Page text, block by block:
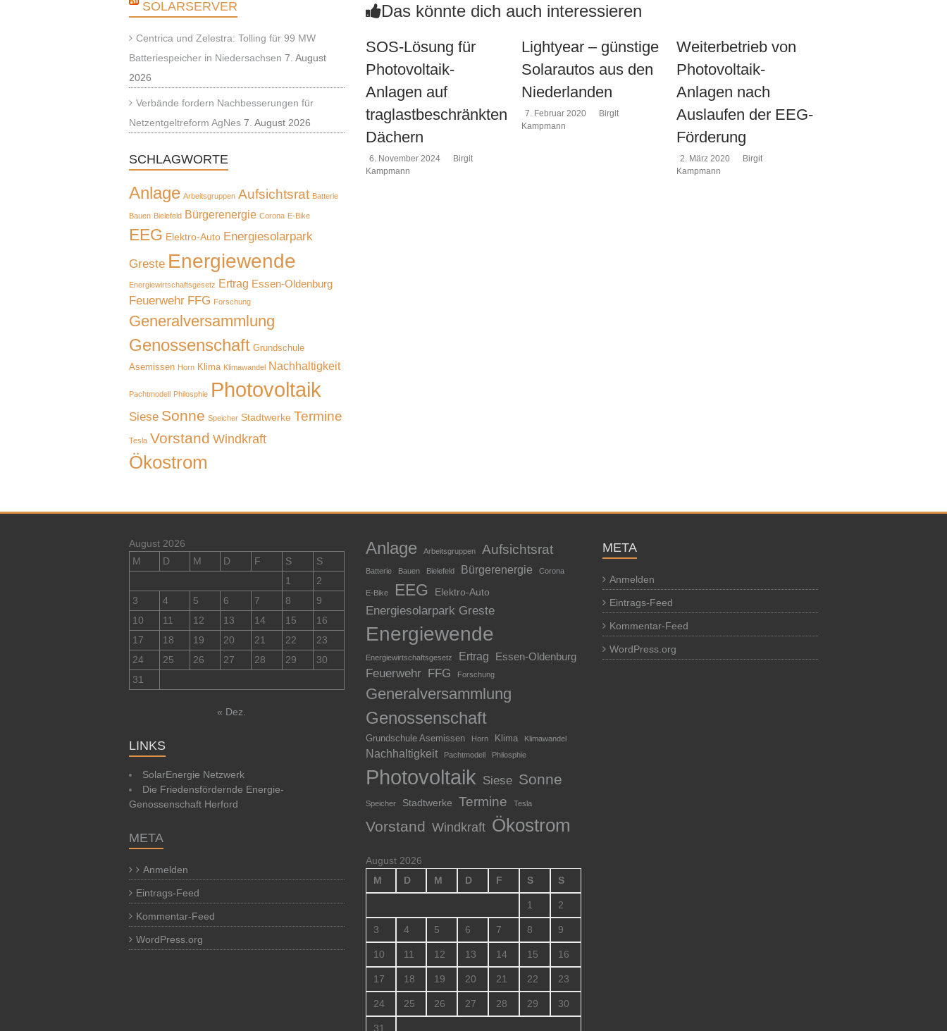
Das könnte dich auch interessieren
SOS-Lösung für
Photovoltaik-
Anlagen auf
traglastbeschränkten
Dächern
6. November 2024
Birgit
Kampmann
Lightyear – günstige
Solarautos aus den
Niederlanden
7. Februar 2020
Birgit
Kampmann
Weiterbetrieb von
Photovoltaik-
Anlagen nach
Auslaufen der EEG-
Förderung
2. März 2020
Birgit
Kampmann
SOLARSERVER
Centrica und Zelestra: Tolling für 99 MW
Batteriespeicher in Niedersachsen 7. August
2026
Verbände fordern Nachbesserungen für
Netzentgeltreform AgNes 7. August 2026
SCHLAGWORTE
Anlage Arbeitsgruppen Aufsichtsrat Batterie
Bauen Bielefeld Bürgerenergie Corona E-Bike
EEG Elektro-Auto Energiesolarpark
Greste Energiewende
Energiewirtschaftsgesetz Ertrag Essen-Oldenburg
Feuerwehr FFG Forschung
Generalversammlung
Genossenschaft Grundschule
Asemissen Horn Klima Klimawandel Nachhaltigkeit
Pachtmodell Philosphie Photovoltaik
Siese Sonne Speicher Stadtwerke Termine
Tesla Vorstand Windkraft
Ökostrom
August 2026
M
D M D F S
S
1
2
3
4 5 6 7 8
9
10
11 12 13 14 15
16
17
18 19 20 21 22
23
24
25 26 27 28 29
30
31
« Dez.
LINKS
SolarEnergie Netzwerk
Die Friedensfördernde Energie-
Genossenschaft Herford
META
Anmelden
Eintrags-Feed
Kommentar-Feed
WordPress.org
Anlage Arbeitsgruppen Aufsichtsrat
Batterie Bauen Bielefeld Bürgerenergie Corona
E-Bike EEG Elektro-Auto
Energiesolarpark Greste
Energiewende
Energiewirtschaftsgesetz Ertrag Essen-Oldenburg
Feuerwehr FFG Forschung
Generalversammlung
Genossenschaft
Grundschule Asemissen Horn Klima Klimawandel
Nachhaltigkeit Pachtmodell Philosphie
Photovoltaik Siese Sonne
Speicher Stadtwerke Termine Tesla
Vorstand Windkraft Ökostrom
August 2026
M
D M D F S S
1 2
3 4 5 6 7 8 9
10 11 12 13 14 15 16
17 18 19 20 21 22 23
24 25 26 27 28 29 30
31
META
Anmelden
Eintrags-Feed
Kommentar-Feed
WordPress.org